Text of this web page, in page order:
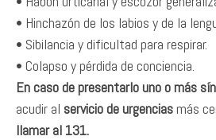
• Hinchazón de los labios y de la
• Sibilancia y dificultad para respirar.
• Colapso y pérdida de conciencia.
En caso de presentarlo uno o más
acudir al servicio de urgenciasmás
llamar al 131.